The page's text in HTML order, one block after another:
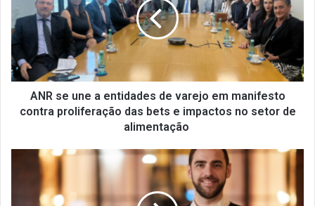
entidades
de
em
manifesto
contra
proliferação
impactos
ANR se une a entidades de varejo em manifesto
contra proliferação das bets e impactos no setor de
alimentação
Agosto
registra
positivo